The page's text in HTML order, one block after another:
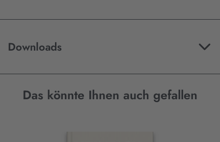
Downloads
Das könnte Ihnen auch gefallen